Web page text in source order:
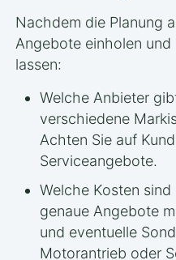
Nachdem die Planung
Angebote einholen
lassen:
Welche Anbieter
verschiedene
Achten Sie auf
Serviceangebote.
Welche Kosten
genaue Angebote
und eventuelle
Motorantrieb oder